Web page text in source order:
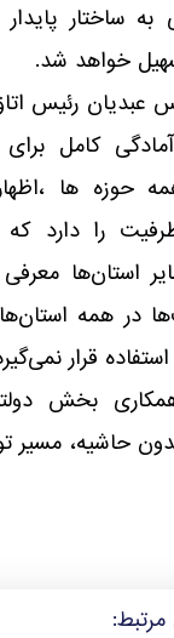
به ساختار
خواهد شد.
عبدیان رئیس
کامل
حوزه ها
را دارد که
استان‌ها
در همه
قرار
همکاری بخش
حاشیه، مسیر